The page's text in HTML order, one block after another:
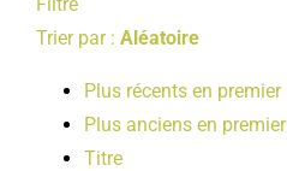
Trier par : Aléatoire
Plus récents en premier
Plus anciens en premier
Titre